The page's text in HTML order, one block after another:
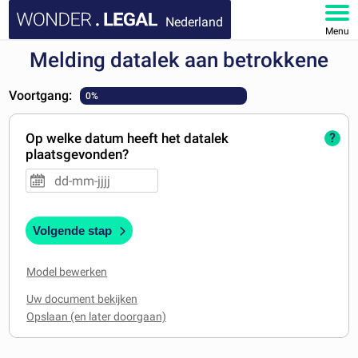
Nederland
Menu
HOME
DOCUMENTEN
FAQ
MIJN ACCOUNT
Melding datalek aan betrokkene
Voortgang: 0%
Op welke datum heeft het datalek
plaatsgevonden?
?
Volgende stap
Model bewerken
Uw document bekijken